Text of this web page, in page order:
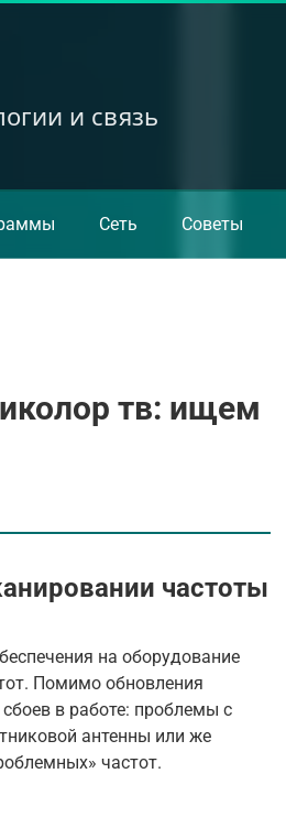
и связь
Сеть Советы
тв: ищем
частоты
на оборудование
Помимо обновления
в работе: проблемы с
антенны или же
частот.